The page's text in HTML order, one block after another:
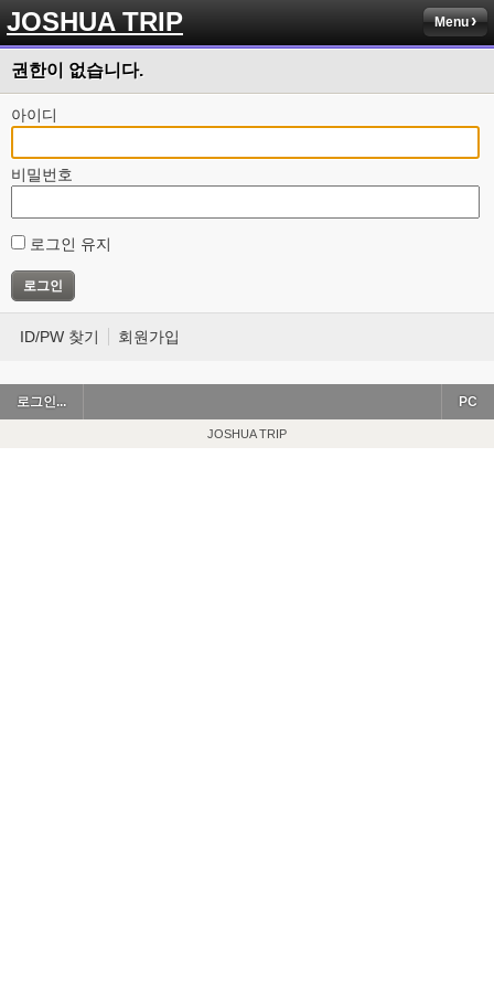
JOSHUA TRIP Menu
권한이 없습니다.
아이디
비밀번호
로그인 유지
ID/PW 찾기 회원가입
로그인... PC
JOSHUA TRIP